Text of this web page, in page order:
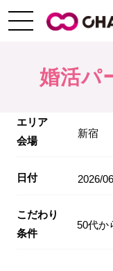
婚活パ
エリア
会場
新宿
日付 2026/
こだわり
条件
50代か